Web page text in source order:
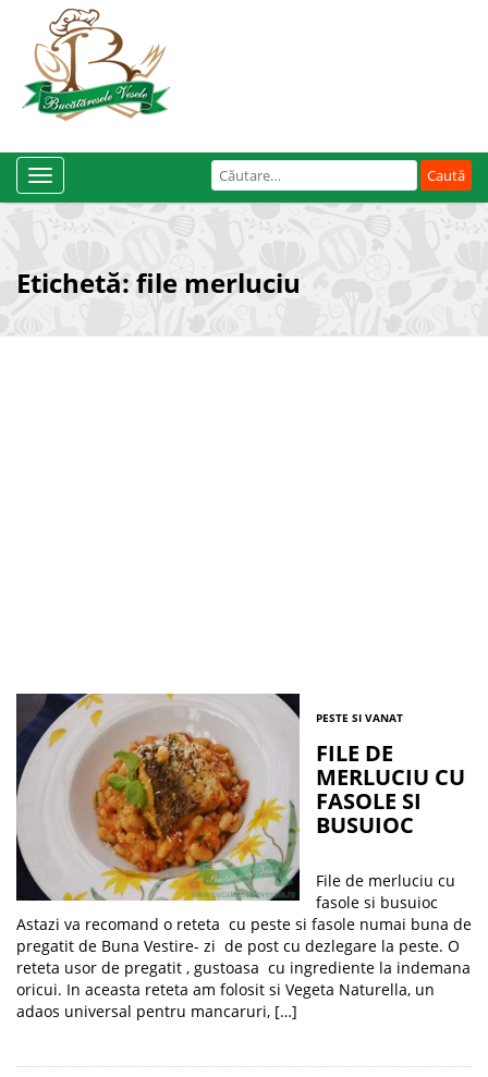
Caută
după:
Toggle
Navigation
Etichetă: file merluciu
PESTE SI VANAT
FILE DE
MERLUCIU CU
FASOLE SI
BUSUIOC
File de merluciu cu
fasole si busuioc
Astazi va recomand o reteta cu peste si fasole numai buna de
pregatit de Buna Vestire- zi de post cu dezlegare la peste. O
reteta usor de pregatit , gustoasa cu ingrediente la indemana
oricui. In aceasta reteta am folosit si Vegeta Naturella, un
adaos universal pentru mancaruri, […]